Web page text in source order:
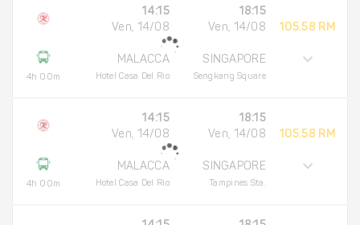
4h 00m
14:15
Ven, 14/08
MALACCA
Hotel Casa Del Rio
18:15
Ven, 14/08
SINGAPORE
Sengkang Square
105.58 RM
4h 00m
14:15
Ven, 14/08
MALACCA
Hotel Casa Del Rio
18:15
Ven, 14/08
SINGAPORE
Tampines Sta.
105.58 RM